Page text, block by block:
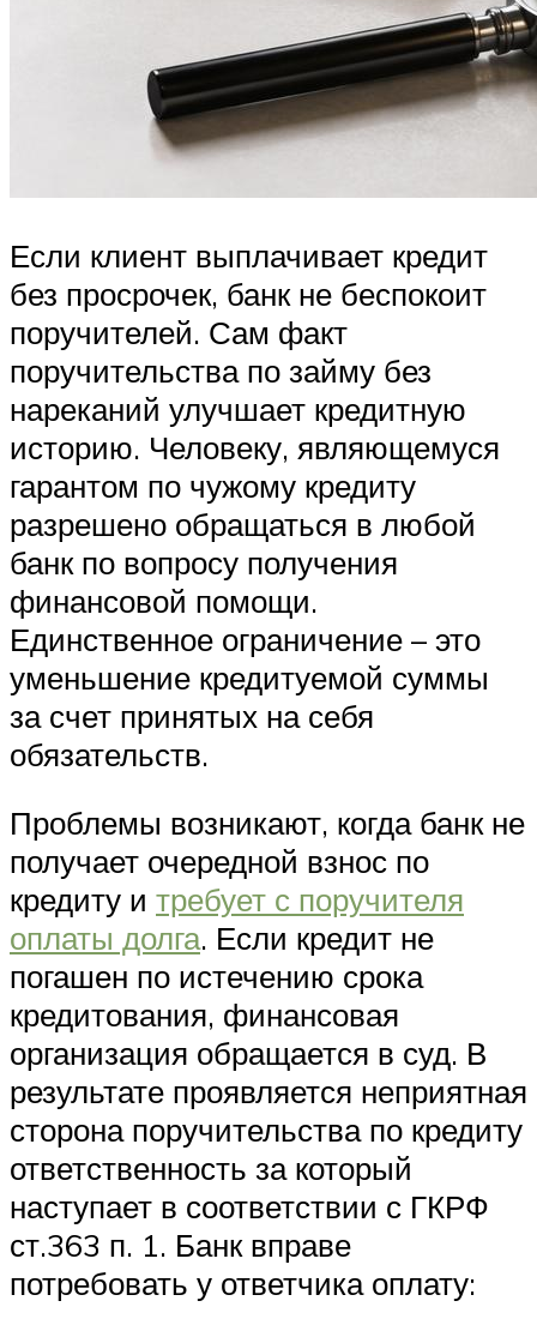
Если клиент выплачивает кредит
без просрочек, банк не беспокоит
поручителей. Сам факт
поручительства по займу без
нареканий улучшает кредитную
историю. Человеку, являющемуся
гарантом по чужому кредиту
разрешено обращаться в любой
банк по вопросу получения
финансовой помощи.
Единственное ограничение – это
уменьшение кредитуемой суммы
за счет принятых на себя
обязательств.
Проблемы возникают, когда банк не
получает очередной взнос по
кредиту и требует с поручителя
оплаты долга. Если кредит не
погашен по истечению срока
кредитования, финансовая
организация обращается в суд. В
результате проявляется неприятная
сторона поручительства по кредиту
ответственность за который
наступает в соответствии с ГКРФ
ст.363 п. 1. Банк вправе
потребовать у ответчика оплату: